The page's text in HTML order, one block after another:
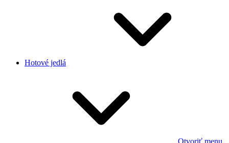
Hotové jedlá
Otvoriť menu